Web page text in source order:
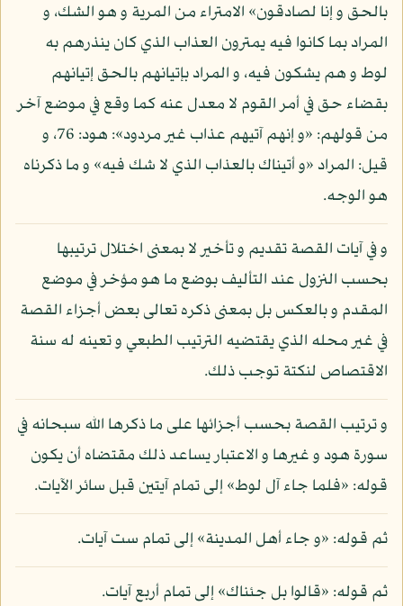
بالحق و إنا لصادقون» الامتراء من المرية و هو الشك، و
المراد بما كانوا فيه يمترون العذاب الذي كان ينذرهم به
لوط و هم يشكون فيه، و المراد بإتيانهم بالحق إتيانهم
بقضاء حق في أمر القوم لا معدل عنه كما وقع في موضع آخر
من قولهم: «و إنهم آتيهم عذاب غير مردود»: هود: 76، و
قيل: المراد «و أتيناك بالعذاب الذي لا شك فيه» و ما ذكرناه
هو الوجه.
و في آيات القصة تقديم و تأخير لا بمعنى اختلال ترتيبها
بحسب النزول عند التأليف بوضع ما هو مؤخر في موضع
المقدم و بالعكس بل بمعنى ذكره تعالى بعض أجزاء القصة
في غير محله الذي يقتضيه الترتيب الطبعي و تعينه له سنة
الاقتصاص لنكتة توجب ذلك.
و ترتيب القصة بحسب أجزائها على ما ذكرها الله سبحانه في
سورة هود و غيرها و الاعتبار يساعد ذلك مقتضاه أن يكون
قوله: «فلما جاء آل لوط» إلى تمام آيتين قبل سائر الآيات.
ثم قوله: «و جاء أهل المدينة» إلى تمام ست آيات.
ثم قوله: «قالوا بل جئناك» إلى تمام أربع آيات.